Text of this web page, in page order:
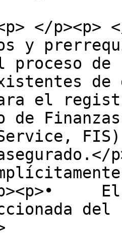
</p><p>
y
proceso
el
El
del